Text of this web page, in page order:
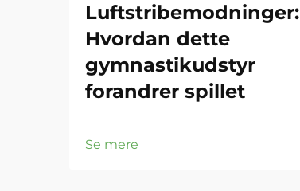
Luftstribemodninger:
Hvordan dette
gymnastikudstyr
forandrer spillet
Se mere